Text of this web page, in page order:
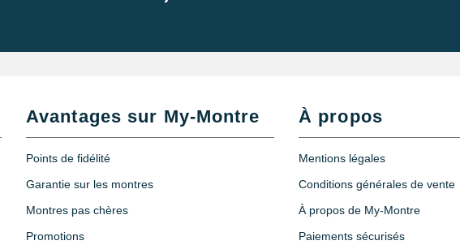
Avantages sur My-Montre
Points de fidélité
Garantie sur les montres
Montres pas chères
Promotions
À propos
Mentions légales
Conditions générales de vente
À propos de My-Montre
Paiements sécurisés